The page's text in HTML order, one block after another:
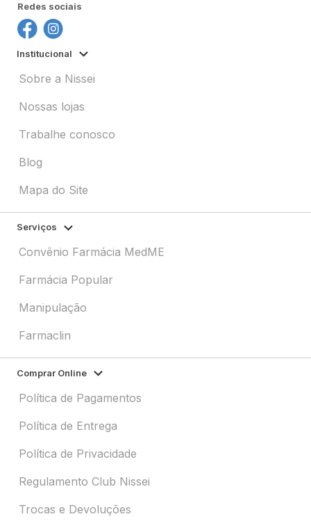
Redes sociais
Institucional
Sobre a Nissei
Nossas lojas
Trabalhe conosco
Blog
Mapa do Site
Serviços
Convênio Farmácia MedME
Farmácia Popular
Manipulação
Farmaclin
Comprar Online
Política de Pagamentos
Política de Entrega
Política de Privacidade
Regulamento Club Nissei
Trocas e Devoluções